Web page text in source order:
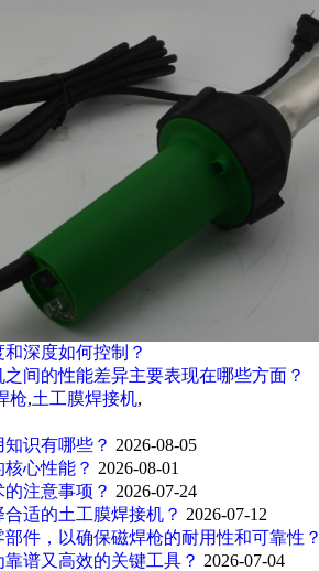
深度如何控制？
间的性能差异主要表现在哪些方面？
枪,土工膜焊接机,
识有哪些？ 2026-08-05
心性能？ 2026-08-01
注意事项？ 2026-07-24
适的土工膜焊接机？ 2026-07-12
件，以确保磁焊枪的耐用性和可靠性？
谱又高效的关键工具？ 2026-07-04